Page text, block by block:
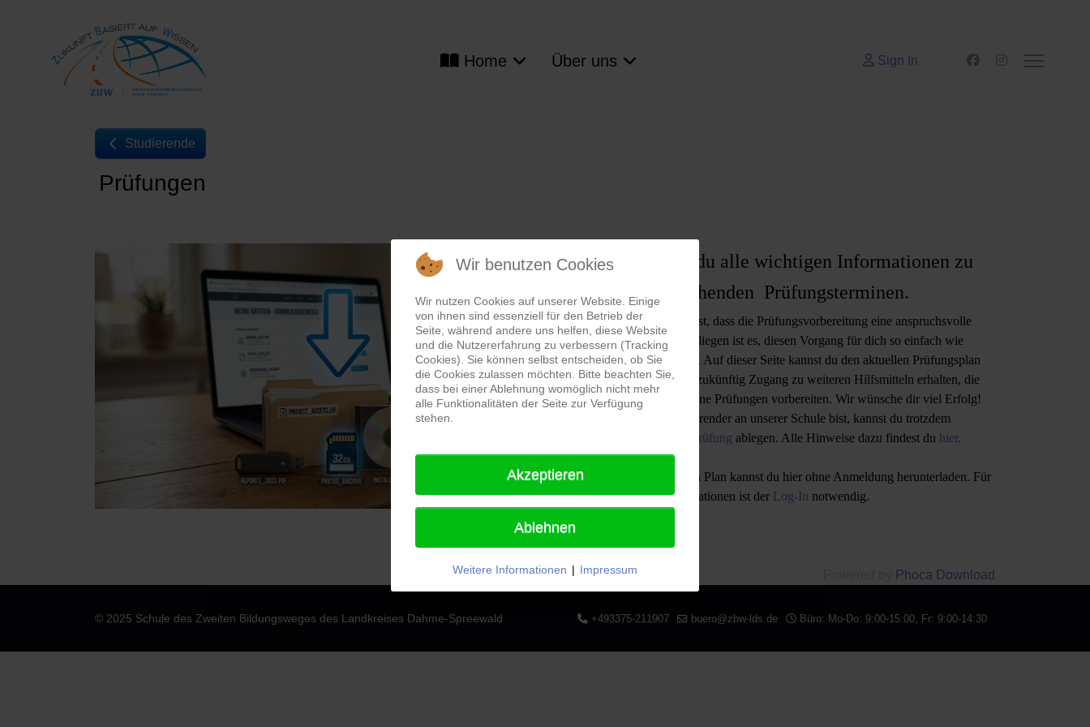
Home Über uns Sign In
Studierende
Prüfungen
Hier findest du alle wichtigen Informationen zu
den bevorstehenden Prüfungsterminen.
Wir sind uns bewusst, dass die Prüfungsvorbereitung eine anspruchsvolle
Phase ist. Unser Anliegen ist es, diesen Vorgang für dich so einfach wie
möglich zu machen. Auf dieser Seite kannst du den aktuellen Prüfungsplan
einsehen und wirst zukünftig Zugang zu weiteren Hilfsmitteln erhalten, die
dich optimal auf deine Prüfungen vorbereiten. Wir wünsche dir viel Erfolg!
Falls du kein Studierender an unserer Schule bist, kannst du trotzdem
Nichtschüler-Prüfung ablegen. Alle Hinweise dazu findest du hier.
Den anonymisierten Plan kannst du hier ohne Anmeldung herunterladen. Für
detailliertere Informationen ist der Log-In notwendig.
Phoca Download
© 2025 Schule des Zweiten Bildungsweges des Landkreises Dahme-Spreewald +493375-211907 buero@zbw-lds.de Büro: Mo-Do: 9:00-15:00, Fr: 9:00-14:30
Wir benutzen Cookies
Wir nutzen Cookies auf unserer Website. Einige
von ihnen sind essenziell für den Betrieb der
Seite, während andere uns helfen, diese Website
und die Nutzererfahrung zu verbessern (Tracking
Cookies). Sie können selbst entscheiden, ob Sie
die Cookies zulassen möchten. Bitte beachten Sie,
dass bei einer Ablehnung womöglich nicht mehr
alle Funktionalitäten der Seite zur Verfügung
stehen.
Akzeptieren
Ablehnen
Weitere Informationen | Impressum